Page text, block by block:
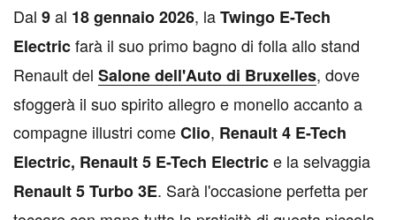
Dal 9al 18 gennaio 2026, laTwingo E-Tech
Electricfarà il suo primo bagno di folla allo stand
Renault del Salone dell'Auto di Bruxelles, dove
sfoggerà il suo spirito allegro e monello accanto a
compagne illustri comeClio, Renault4 E-Tech
Electric, Renault 5 E-Tech Electrice la selvaggia
Renault 5 Turbo 3E. Sarà l'occasione perfetta per